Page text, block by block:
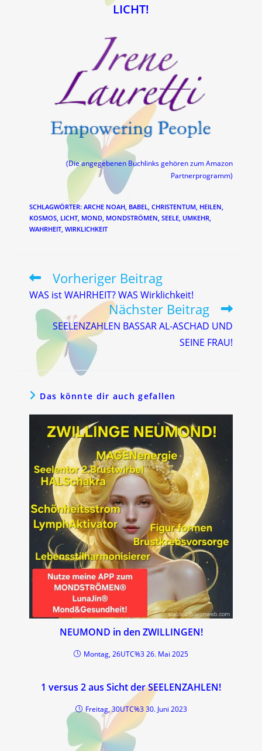
LICHT!
(Die angegebenen Buchlinks gehören zum Amazon
Partnerprogramm)
SCHLAGWÖRTER: ARCHE NOAH, BABEL, CHRISTENTUM, HEILEN,
KOSMOS, LICHT, MOND, MONDSTRÖMEN, SEELE, UMKEHR,
WAHRHEIT, WIRKLICHKEIT
Weitere
ansehen
Vorheriger Beitrag
WAS ist WAHRHEIT? WAS Wirklichkeit!
Nächster Beitrag
SEELENZAHLEN BASSAR AL-ASCHAD UND
SEINE FRAU!
Das könnte dir auch gefallen
NEUMOND in den ZWILLINGEN!
Montag, 26UTC%3 26. Mai 2025
1 versus 2 aus Sicht der SEELENZAHLEN!
Freitag, 30UTC%3 30. Juni 2023